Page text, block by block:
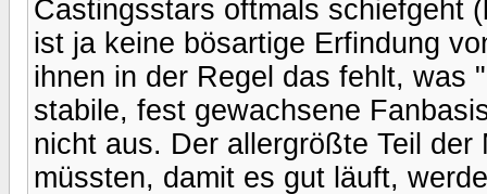
Castingsstars oftmals schiefgeht
ist ja keine bösartige Erfindung
ihnen in der Regel das fehlt, was
stabile, fest gewachsene
nicht aus. Der allergrößte Teil
müssten, damit es gut läuft,